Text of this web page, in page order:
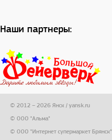
Наши партнеры:
© 2012 – 2026 Янск / yansk.ru
© ООО "Альма"
© ООО "Интернет супермаркет Брянск"